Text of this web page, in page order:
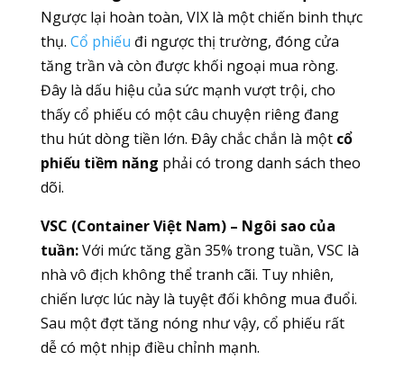
Ngược lại hoàn toàn, VIX là một chiến binh thực
thụ. Cổ phiếu đi ngược thị trường, đóng cửa
tăng trần và còn được khối ngoại mua ròng.
Đây là dấu hiệu của sức mạnh vượt trội, cho
thấy cổ phiếu có một câu chuyện riêng đang
thu hút dòng tiền lớn. Đây chắc chắn là một cổ
phiếu tiềm năng phải có trong danh sách theo
dõi.
VSC (Container Việt Nam) – Ngôi sao của
tuần:Với mức tăng gần 35% trong tuần, VSC là
nhà vô địch không thể tranh cãi. Tuy nhiên,
chiến lược lúc này là tuyệt đối không mua đuổi.
Sau một đợt tăng nóng như vậy, cổ phiếu rất
dễ có một nhịp điều chỉnh mạnh.